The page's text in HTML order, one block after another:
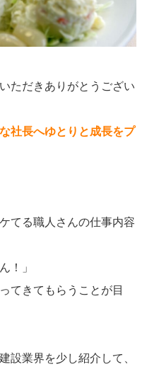
ただきありがとうござい
社長へゆとりと成長をプ
てる職人さんの仕事内容
！」
てきてもらうことが目
設業界を少し紹介して、